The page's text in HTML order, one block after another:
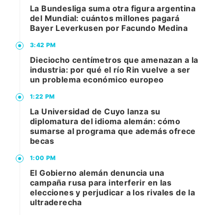
La Bundesliga suma otra figura argentina
del Mundial: cuántos millones pagará
Bayer Leverkusen por Facundo Medina
3:42 PM
Dieciocho centímetros que amenazan a la
industria: por qué el río Rin vuelve a ser
un problema económico europeo
1:22 PM
La Universidad de Cuyo lanza su
diplomatura del idioma alemán: cómo
sumarse al programa que además ofrece
becas
1:00 PM
El Gobierno alemán denuncia una
campaña rusa para interferir en las
elecciones y perjudicar a los rivales de la
ultraderecha